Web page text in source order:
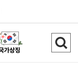
검
색